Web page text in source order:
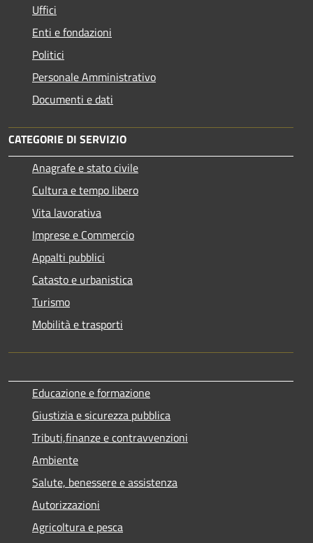
Uffici
Enti e fondazioni
Politici
Personale Amministrativo
Documenti e dati
CATEGORIE DI SERVIZIO
Anagrafe e stato civile
Cultura e tempo libero
Vita lavorativa
Imprese e Commercio
Appalti pubblici
Catasto e urbanistica
Turismo
Mobilità e trasporti
Educazione e formazione
Giustizia e sicurezza pubblica
Tributi,finanze e contravvenzioni
Ambiente
Salute, benessere e assistenza
Autorizzazioni
Agricoltura e pesca